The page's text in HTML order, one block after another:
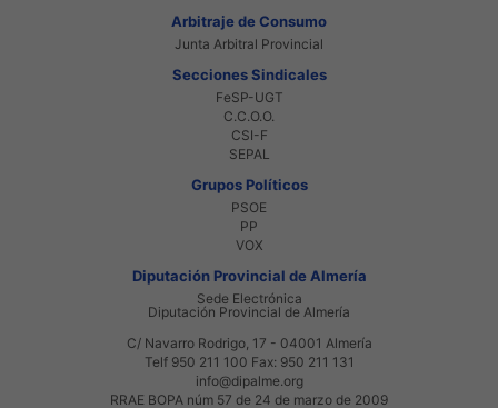
Arbitraje de Consumo
Junta Arbitral Provincial
Secciones Sindicales
FeSP-UGT
C.C.O.O.
CSI-F
SEPAL
Grupos Políticos
PSOE
PP
VOX
Diputación Provincial de Almería
Sede Electrónica
Diputación Provincial de Almería
C/ Navarro Rodrigo, 17 - 04001 Almería
Telf 950 211 100 Fax: 950 211 131
info@dipalme.org
RRAE BOPA núm 57 de 24 de marzo de 2009